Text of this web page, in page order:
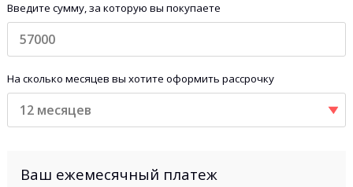
Введите сумму, за которую вы покупаете
На сколько месяцев вы хотите оформить рассрочку
12 месяцев
Ваш ежемесячный платеж